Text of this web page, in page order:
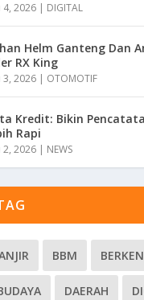
4, 2026 | DIGITAL
Helm Ganteng Dan
RX King
3, 2026 | OTOMOTIF
Kredit: Bikin
Rapi
2, 2026 | NEWS
BBM
DAERAH